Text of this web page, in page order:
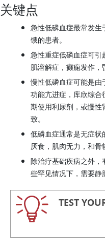
关键点
急性低磷血症最常发
饿的患者。
急性重症低磷血症可
肌溶解症，癫痫发作，
慢性低磷血症可能是
功能亢进症，库欣综合
期使用利尿剂，或慢
致。
低磷血症通常是无症状
厌食，肌肉无力，和骨
除治疗基础疾病之外
些罕见情况下，需要静
TEST